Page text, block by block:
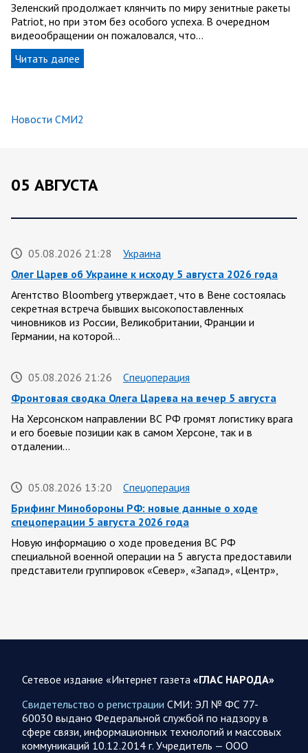
Зеленский продолжает клянчить по миру зенитные ракеты
Patriot, но при этом без особого успеха. В очередном
видеообращении он пожаловался, что…
Читать далее
Новости СМИ2
05 АВГУСТА
05.08.2026 21:28
Украина
Олег Царев об Украине к исходу 5 августа 2026 года
Агентство Bloomberg утверждает, что в Вене состоялась
секретная встреча бывших высокопоставленных
чиновников из России, Великобритании, Франции и
Германии, на которой…
05.08.2026 21:26
Спецоперация
Фронтовая сводка Олега Царева на вечер 5 августа
На Херсонском направлении ВС РФ громят логистику врага
и его боевые позиции как в самом Херсоне, так и в
отдалении…
05.08.2026 13:20
Спецоперация
Брифинг Минобороны РФ: новые данные о ходе
спецоперации 5 августа 2026 года
Новую информацию о ходе проведения ВС РФ
специальной военной операции на 5 августа предоставили
представители группировок «Север», «Запад», «Центр»,
Вооружённые силы РФ освободили населённый пункт
группировки «Север» взяли под контроль Рыжевку в…
05.08.2026 12:51 Власть
Сетевое издание «Интернет газета «ГЛАС НАРОДА»
Свидетельство о регистрации СМИ: ЭЛ № ФС 77-
60030 выдано Федеральной службой по надзору в
сфере связи, информационных технологий и массовых
коммуникаций 10.12.2014 г. Учредитель — ООО